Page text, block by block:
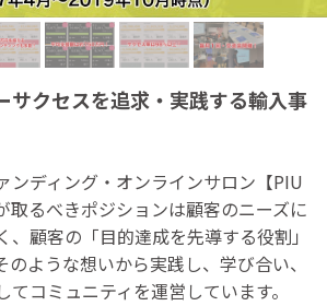
サクセスを追求・実践する輸入事
ンディング・オンラインサロン【PIU
取るべきポジションは顧客のニーズに
、顧客の「目的達成を先導する役割」
のような想いから実践し、学び合い、
コミュニティを運営しています。